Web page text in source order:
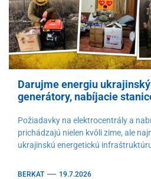
Darujme energiu
generátory, nabíjacie
Požiadavky na elektrocentrály a
prichádzajú nielen kvôli zime, ale
ukrajinskú energetickú
BERKAT 19.7.2026